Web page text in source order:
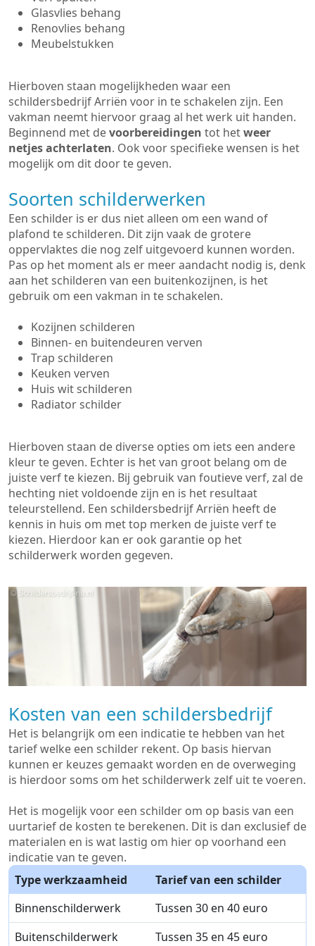
Glasvlies behang
Renovlies behang
Meubelstukken
Hierboven staan mogelijkheden waar een
schildersbedrijf Arriën voor in te schakelen zijn. Een
vakman neemt hiervoor graag al het werk uit handen.
Beginnend met devoorbereidingen tot hetweer
netjes achterlaten. Ook voor specifieke wensen is het
mogelijk om dit door te geven.
Soorten schilderwerken
Een schilder is er dus niet alleen om een wand of
plafond te schilderen. Dit zijn vaak de grotere
oppervlaktes die nog zelf uitgevoerd kunnen worden.
Pas op het moment als er meer aandacht nodig is, denk
aan het schilderen van een buitenkozijnen, is het
gebruik om een vakman in te schakelen.
Kozijnen schilderen
Binnen- en buitendeuren verven
Trap schilderen
Keuken verven
Huis wit schilderen
Radiator schilder
Hierboven staan de diverse opties om iets een andere
kleur te geven. Echter is het van groot belang om de
juiste verf te kiezen. Bij gebruik van foutieve verf, zal de
hechting niet voldoende zijn en is het resultaat
teleurstellend. Een schildersbedrijf Arriën heeft de
kennis in huis om met top merken de juiste verf te
kiezen. Hierdoor kan er ook garantie op het
schilderwerk worden gegeven.
Kosten van een schildersbedrijf
Het is belangrijk om een indicatie te hebben van het
tarief welke een schilder rekent. Op basis hiervan
kunnen er keuzes gemaakt worden en de overweging
is hierdoor soms om het schilderwerk zelf uit te voeren.
Het is mogelijk voor een schilder om op basis van een
uurtarief de kosten te berekenen. Dit is dan exclusief de
materialen en is wat lastig om hier op voorhand een
indicatie van te geven.
Type werkzaamheid
Tarief van een schilder
Binnenschilderwerk
Tussen 30 en 40 euro
Buitenschilderwerk
Tussen 35 en 45 euro